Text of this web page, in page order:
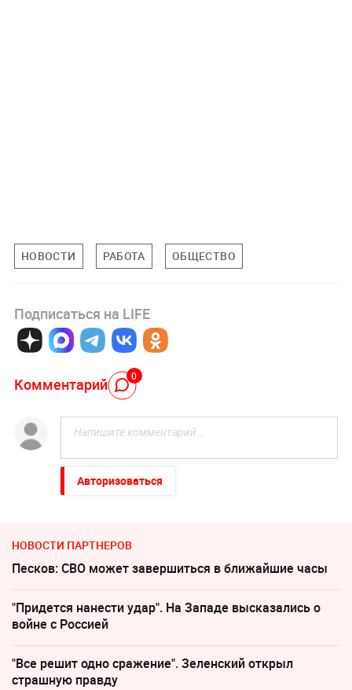
НОВОСТИ РАБОТА ОБЩЕСТВО
Подписаться на LIFE
Комментарий 0
Авторизоваться
НОВОСТИ ПАРТНЕРОВ
Песков: СВО может завершиться в ближайшие часы
"Придется нанести удар". На Западе высказались о
войне с Россией
"Все решит одно сражение". Зеленский открыл
страшную правду